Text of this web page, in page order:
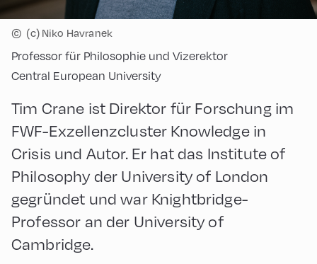
© (c) Niko Havranek
Professor für Philosophie und Vizerektor
Central European University
Tim Crane ist Direktor für Forschung im
FWF-Exzellenzcluster Knowledge in
Crisis und Autor. Er hat das Institute of
Philosophy der University of London
gegründet und war Knightbridge-
Professor an der University of
Cambridge.